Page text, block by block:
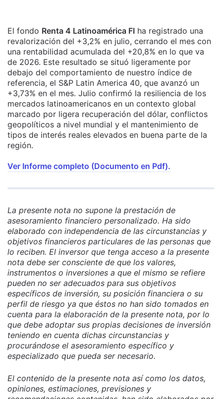
El fondo Renta 4 Latinoamérica FI ha registrado una
revalorización del +3,2% en julio, cerrando el mes con
una rentabilidad acumulada del +20,8% en lo que va
de 2026. Este resultado se situó ligeramente por
debajo del comportamiento de nuestro índice de
referencia, el S&P Latin America 40, que avanzó un
+3,73% en el mes. Julio confirmó la resiliencia de los
mercados latinoamericanos en un contexto global
marcado por ligera recuperación del dólar, conflictos
geopolíticos a nivel mundial y el mantenimiento de
tipos de interés reales elevados en buena parte de la
región.
Ver Informe completo (Documento en Pdf).
La presente nota no supone la prestación de
asesoramiento financiero personalizado. Ha sido
elaborado con independencia de las circunstancias y
objetivos financieros particulares de las personas que
lo reciben. El inversor que tenga acceso a la presente
nota debe ser consciente de que los valores,
instrumentos o inversiones a que el mismo se refiere
pueden no ser adecuados para sus objetivos
específicos de inversión, su posición financiera o su
perfil de riesgo ya que éstos no han sido tomados en
cuenta para la elaboración de la presente nota, por lo
que debe adoptar sus propias decisiones de inversión
teniendo en cuenta dichas circunstancias y
procurándose el asesoramiento específico y
especializado que pueda ser necesario.
El contenido de la presente nota así como los datos,
opiniones, estimaciones, previsiones y